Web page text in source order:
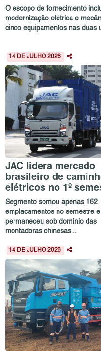
O escopo de fornecimento
modernização elétrica e
cinco equipamentos nas duas
14 DE JULHO 2026
JAC lidera mercado
brasileiro de
elétricos no 1º
Segmento somou apenas 162
emplacamentos no semestre e
permaneceu sob domínio das
montadoras chinesas...
14 DE JULHO 2026